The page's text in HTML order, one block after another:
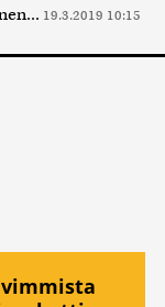
19.3.2019 10:15